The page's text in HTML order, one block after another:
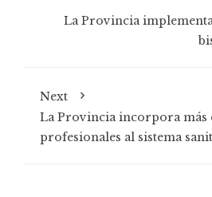
La Provincia
Next
La Provincia incorpora más
profesionales al sistema